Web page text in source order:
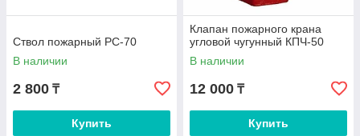
Ствол пожарный РС-70
В наличии
2 800 ₸
Купить
Клапан пожарного крана
угловой чугунный КПЧ-50
В наличии
12 000 ₸
Купить